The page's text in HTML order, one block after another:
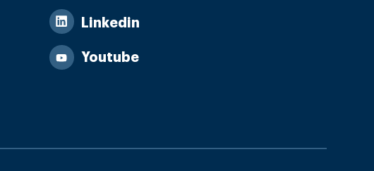
Linkedin
Youtube